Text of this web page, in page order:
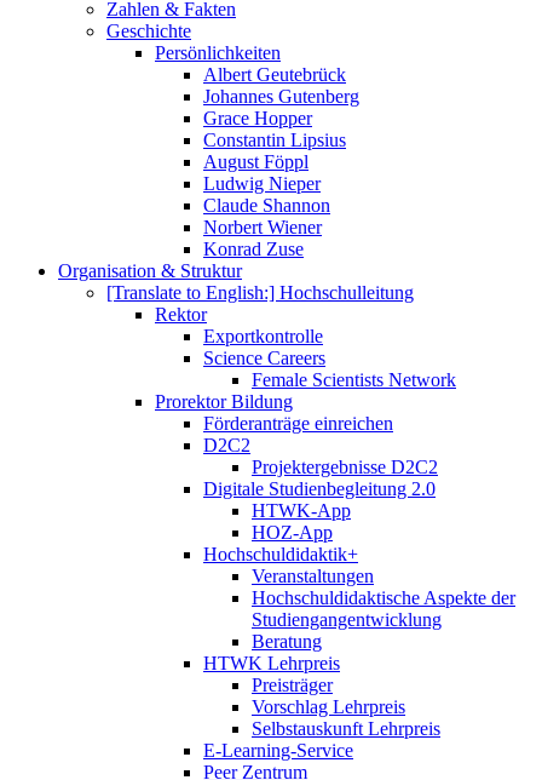
Zahlen & Fakten
Geschichte
Persönlichkeiten
Albert Geutebrück
Johannes Gutenberg
Grace Hopper
Constantin Lipsius
August Föppl
Ludwig Nieper
Claude Shannon
Norbert Wiener
Konrad Zuse
Organisation & Struktur
[Translate to English:] Hochschulleitung
Rektor
Exportkontrolle
Science Careers
Female Scientists Network
Prorektor Bildung
Förderanträge einreichen
D2C2
Projektergebnisse D2C2
Digitale Studienbegleitung 2.0
HTWK-App
HOZ-App
Hochschuldidaktik+
Veranstaltungen
Hochschuldidaktische Aspekte der
Studiengangentwicklung
Beratung
HTWK Lehrpreis
Preisträger
Vorschlag Lehrpreis
Selbstauskunft Lehrpreis
E-Learning-Service
Peer Zentrum